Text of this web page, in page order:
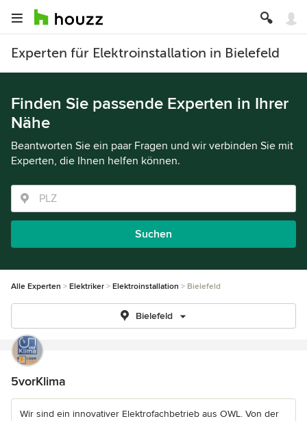
Experten für Elektroinstallation in Bielefeld
Finden Sie passende Experten in Ihrer
Nähe
Beantworten Sie ein paar Fragen und wir verbinden Sie mit
Experten, die Ihnen helfen können.
Suchen
Alle Experten Elektriker Elektroinstallation Bielefeld
Bielefeld
5vorKlima
Wir sind ein innovativer Elektrofachbetrieb aus OWL. Von der